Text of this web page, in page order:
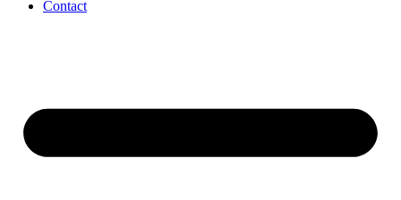
Contact